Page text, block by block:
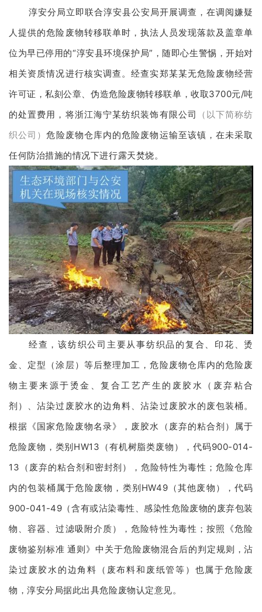
淳安分局立即联合淳安县公安局开展调查，在调阅嫌疑
人提供的危险废物转移联单时，执法人员发现落款及盖章单
位为早已停用的“淳安县环境保护局”，随即心生警惕，开始对
相关资质情况进行核实调查。经查实郑某某无危险废物经营
许可证，私刻公章、伪造危险废物转移联单，收取3700元/吨
的处置费用，将浙江海宁某纺织装饰有限公司
（以下简称纺
织公司）危险废物仓库内的危险废物运输至该镇，在未采取
任何防治措施的情况下进行露天焚烧。
经查，该纺织公司主要从事纺织品的复合、印花、烫
金、定型（涂层）等后整理加工，危险废物仓库内的危险废
物主要来源于烫金、复合工艺产生的废胶水（废弃粘合
剂）、沾染过废胶水的边角料、沾染过废胶水的废包装桶。
根据《国家危险废物名录》，废胶水（废弃的粘合剂）属于
危险废物，类别HW13（有机树脂类废物），代码900-014-
13（废弃的粘合剂和密封剂），危险特性为毒性；危险仓库
内的包装桶属于危险废物，类别HW49（其他废物），代码
900-041-49（含有或沾染毒性、感染性危险废物的废弃包装
物、容器、过滤吸附介质），危险特性为毒性；按照《危险
废物鉴别标准 通则》中关于危险废物混合后的判定规则，沾
染过废胶水的边角料（废布料和废纸管等）也属于危险废
物，淳安分局据此出具危险废物认定意见。